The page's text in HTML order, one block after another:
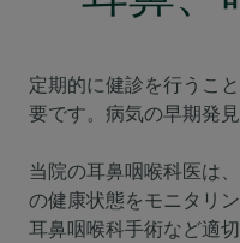
定期的に健診を行うこ
要です。病気の早期発
当院の耳鼻咽喉科医は
の健康状態をモニタリ
耳鼻咽喉科手術など適